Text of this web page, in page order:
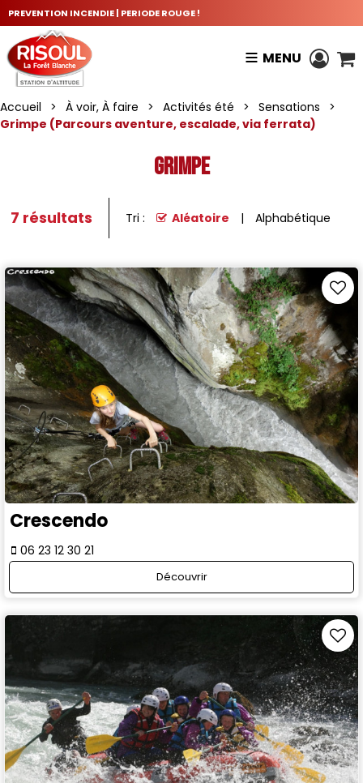
PREVENTION INCENDIE | PERIODE ROUGE !
MENU
Accueil > À voir, À faire > Activités été > Sensations
>
Grimpe (Parcours aventure, escalade, via ferrata)
Grimpe
7 résultats Tri : Aléatoire Alphabétique
Crescendo
06 23 12 30 21
Découvrir